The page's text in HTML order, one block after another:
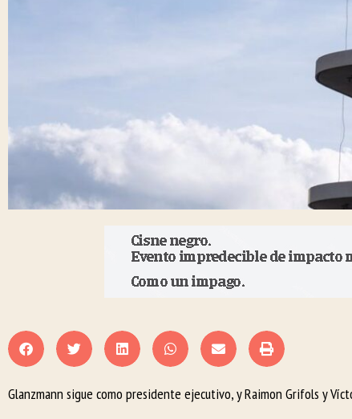
Glanzmann sigue como presidente ejecutivo, y Raimon Grifols y